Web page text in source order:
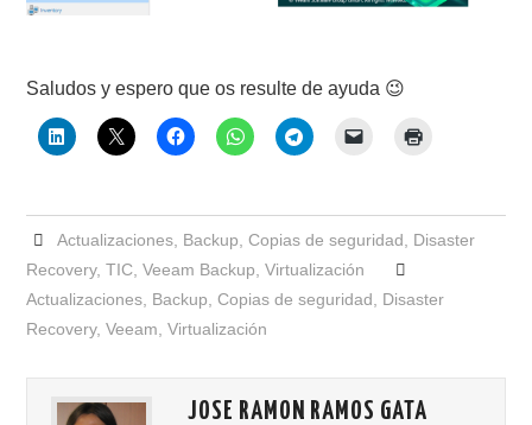
Saludos y espero que os resulte de ayuda 😉
Actualizaciones, Backup, Copias de seguridad, Disaster
Recovery,TIC,Veeam Backup,Virtualización
Actualizaciones, Backup,Copias de seguridad, Disaster
Recovery,Veeam,Virtualización
JOSE RAMON RAMOS GATA